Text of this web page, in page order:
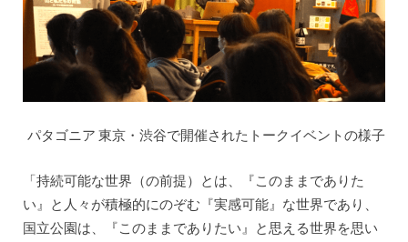
パタゴニア 東京・渋谷で開催されたトークイベントの様子
「持続可能な世界（の前提）とは、『このままでありた
い』と人々が積極的にのぞむ『実感可能』な世界であり、
国立公園は、『このままでありたい』と思える世界を思い